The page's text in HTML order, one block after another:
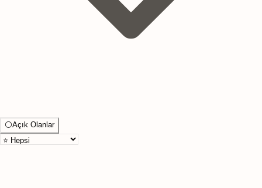
⚪Açık Olanlar